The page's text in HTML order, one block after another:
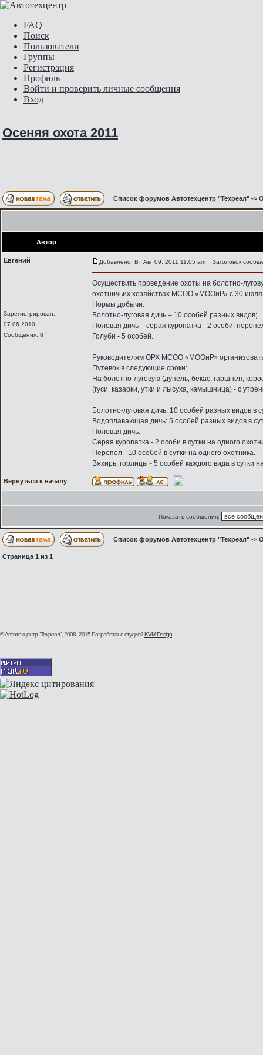
FAQ
Поиск
Пользователи
Группы
Регистрация
Профиль
Войти и проверить личные сообщения
Вход
Осеняя охота 2011
Список форумов Автотехцентр "Техреал" ->
Автор
Евгений
Зарегистрирован:
07.06.2010
Сообщения: 8
Добавлено: Вт Авг 09, 2011 11:05 am Заголовок
Осуществить проведение охоты на болотно-
охотничьих хозяйствах МСОО «МООиР» с 30 июля
Нормы добычи:
Болотно-луговая дичь – 10 особей разных видов;
Полевая дичь – серая куропатка - 2 особи,
Голуби - 5 особей.
Руководителям ОРХ МСОО «МООиР»
Путевок в следующие сроки:
На болотно-луговую (дупель, бекас, гаршнеп,
(гуси, казарки, утки и лысуха, камышница) - с
Болотно-луговая дичь: 10 особей разных видов в
Водоплавающая дичь: 5 особей разных видов в
Полевая дичь:
Серая куропатка - 2 особи в сутки на одного
Перепел - 10 особей в сутки на одного охотника.
Вяхирь, горлицы - 5 особей каждого вида в сутки
Вернуться к началу
Показать сообщения:
Список форумов Автотехцентр "Техреал" ->
Страница 1 из 1
© Автотехцентр "Техреал", 2008–2015Разработано студиейKVM-Design